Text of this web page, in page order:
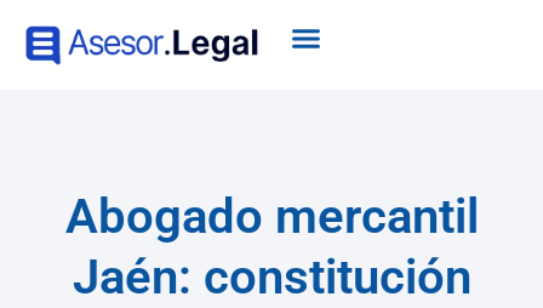
Abogado mercantil
Jaén: constitución